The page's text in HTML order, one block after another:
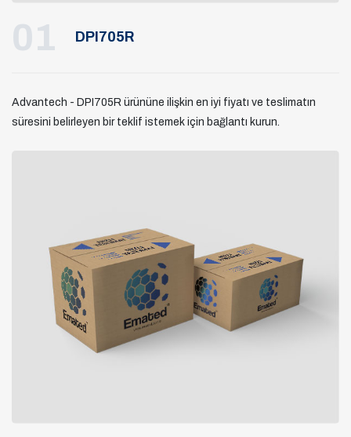
01 DPI705R
Advantech - DPI705R ürününe ilişkin en iyi fiyatı ve teslimatın
süresini belirleyen bir teklif istemek için bağlantı kurun.